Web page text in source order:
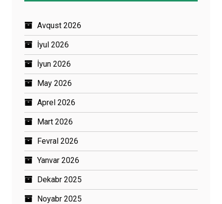
Avqust 2026
İyul 2026
İyun 2026
May 2026
Aprel 2026
Mart 2026
Fevral 2026
Yanvar 2026
Dekabr 2025
Noyabr 2025